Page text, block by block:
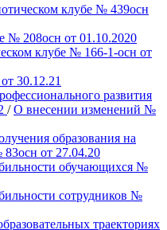
клубе № 439осн
№ 208осн от 01.10.2020
клубе № 166-1-осн от
30.12.21
развития
/О внесении изменений №
образования на
от 27.04.20
обучающихся №
сотрудников №
траекториях